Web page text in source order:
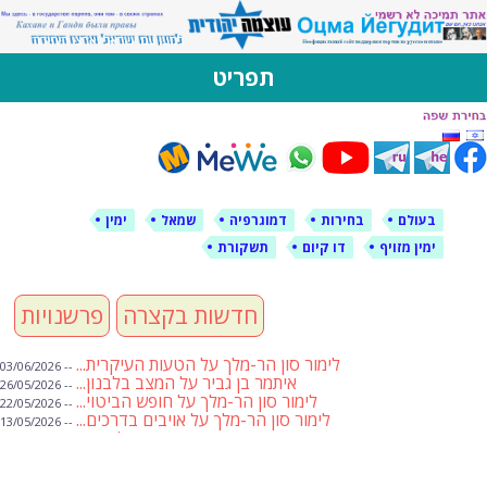
לימין עוצמה יהודית
אתר תמיכה ברוסית ובעברית
תפריט
דילוג
לתוכן
בעולם בחירות דמוגרפיה שמאל
ימין
ימין מזויף
דו קיום תשקורת
פרשנויות חדשות בקצרה
לימור סון הר-מלך על הטעות העיקרית... -- 03/06/2026
איתמר בן גביר על המצב בלבנון... -- 26/05/2026
לימור סון הר-מלך על חופש הביטוי... -- 22/05/2026
לימור סון הר-מלך על אויבים בדרכים... -- 13/05/2026
שבועת אמונים לדעאש